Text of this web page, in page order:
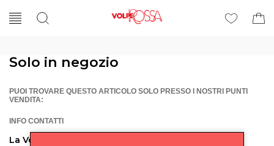
Solo in negozio
PUOI TROVARE QUESTO ARTICOLO SOLO PRESSO I NOSTRI PUNTI
VENDITA:
INFO CONTATTI
La Volpe Rossa